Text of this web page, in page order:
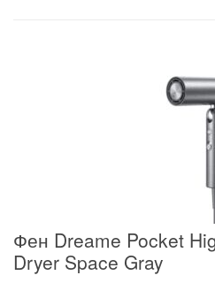
Фен Dreame Pocket
Dryer Space Gray